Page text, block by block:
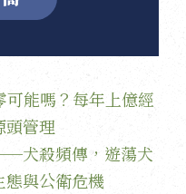
可能嗎？每年上億經
頭管理
犬殺頻傳，遊蕩犬
與公衛危機